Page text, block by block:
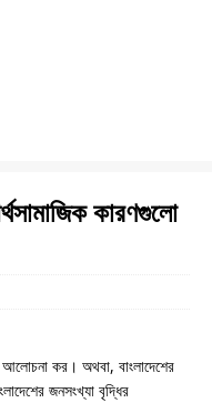
কারণগুলো
আলোচনা কর। অথবা, বাংলাদেশের
জনসংখ্যা বৃদ্ধির